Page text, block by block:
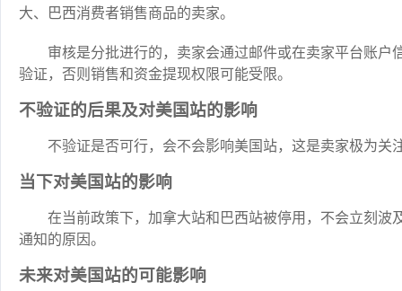
大、巴西消费者销售商品的卖家。
审核是分批进行的，卖家会通过邮件或在卖家平台账
验证，否则销售和资金提现权限可能受限。
不验证的后果及对美国站的影响
不验证是否可行，会不会影响美国站，这是卖家极为关
当下对美国站的影响
在当前政策下，加拿大站和巴西站被停用，不会立刻
通知的原因。
未来对美国站的可能影响